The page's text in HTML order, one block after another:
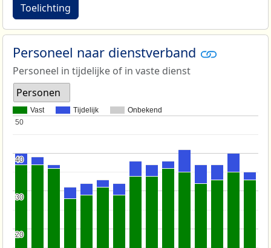
Toelichting
Personeel naar dienstverband
Personeel in tijdelijke of in vaste dienst
Personen
Vast Tijdelijk Onbekend
20
20
30
30
40
40
50
50